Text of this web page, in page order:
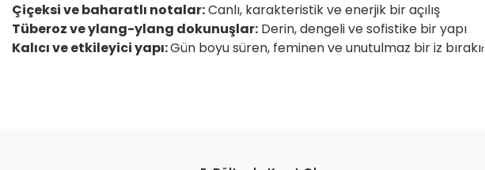
Çiçeksi ve baharatlı notalar:Canlı, karakteristik ve enerjik bir açılış
Tüberoz ve ylang-ylang dokunuşlar: Derin, dengeli ve sofistike bir yapı
Kalıcı ve etkileyici yapı:Gün boyu süren, feminen ve unutulmaz bir iz bırakır